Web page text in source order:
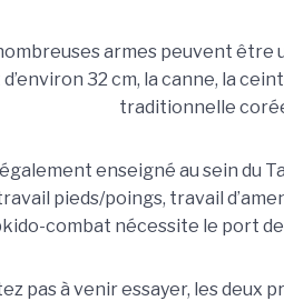
armes peuvent être
32 cm, la canne, la
traditionnelle
enseigné au sein du
pieds/poings, travail
combat nécessite le port
pas à venir essayer, les deux